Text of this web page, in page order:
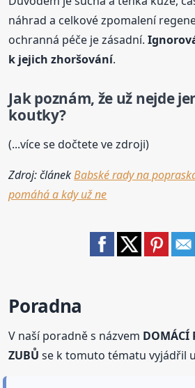
náhrad a celkové zpomalení
ochranná péče je zásadní.
k jejich zhoršování.
Jak poznám, že už nejde
koutky?
(...více se dočtete ve zdroji)
Zdroj: článekBabské rady na
pomáhá a kdy už ne
Poradna
V naší poradně s názvem DOMÁCÍ
ZUBŮ se k tomuto tématu vyjádřil